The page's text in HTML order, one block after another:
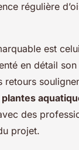
régulière
est
en détail
retours
plantes
des
projet.